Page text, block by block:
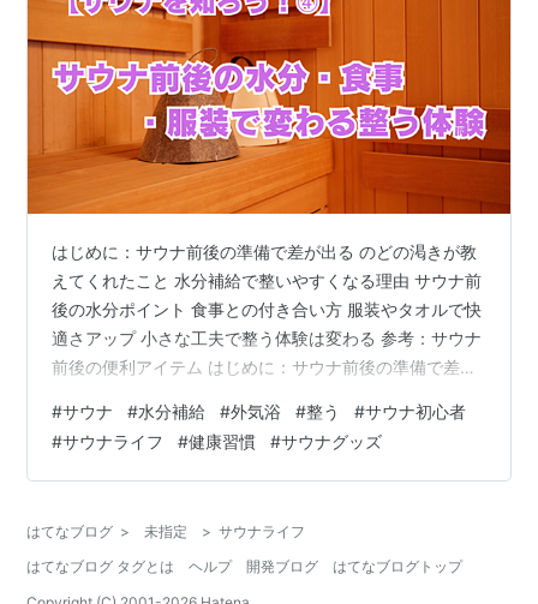
はじめに：サウナ前後の準備で差が出る のどの渇きが教
えてくれたこと 水分補給で整いやすくなる理由 サウナ前
後の水分ポイント 食事との付き合い方 服装やタオルで快
適さアップ 小さな工夫で整う体験は変わる 参考：サウナ
前後の便利アイテム はじめに：サウナ前後の準備で差が
とに異様に喉が渇き、体がだるくなった経験がありま
す。 「熱中症？」と少し心配になりましたが、よく考え
てみると、水分補給や食事、服装のちょっとしたバラン
快適に整うためには、入る前の準備と出たあとケアがと
ても大切です。 のどの渇きが教…
#サウナ #水分補給 #外気浴 #整う #サウナ初心者
#サウナライフ #健康習慣 #サウナグッズ
はてなブログ > 未指定 > サウナライフ
はてなブログ タグとは
ヘルプ 開発ブログ
はてなブログトップ